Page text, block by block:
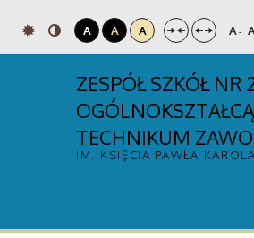
A A A A-
ZESPÓŁ SZKÓŁ NR
TECHNIKUM
IM. KSIĘCIA PAWŁA